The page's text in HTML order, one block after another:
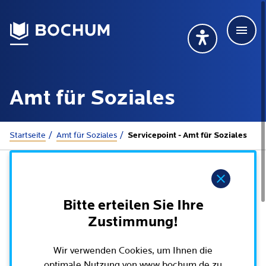
Übersetzung
Deutsch
Amt für Soziales
Startseite Amt für Soziales Servicepoint - Amt für Soziales
Bitte erteilen Sie Ihre
Zustimmung!
Wir verwenden Cookies, um Ihnen die
Übersetzung wählen (öffnet sich in Google
Deutsch
Online-Dienste - Serviceportal
Dienstleistungen von A-Z
Online-Terminbuchung
Lebenslagen